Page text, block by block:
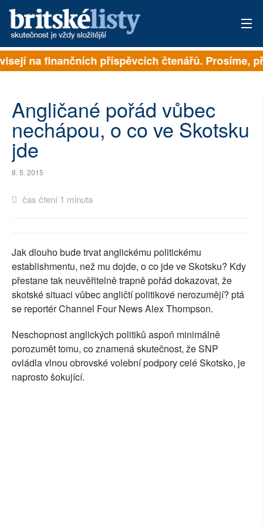
PŘIHLÁSIT
ARCHIV
ROZHOVORY
TÉMATA
NEJČTENĚJŠÍ ZA 7 DNÍ
PŘÍSPĚVKY NA PROVOZ
SOCIÁLNÍ SÍTĚ
RUBRIKY
PLNÁ VERZE STRÁNEK
na finančních příspěvcích čtenářů. Prosíme,
Angličané pořád vůbec
nechápou, o co ve Skotsku
jde
8. 5. 2015
čas čtení 1 minuta
Jak dlouho bude trvat anglickému politickému
establishmentu, než mu dojde, o co jde ve Skotsku? Kdy
přestane tak neuvěřitelně trapně pořád dokazovat, že
skotské situaci vůbec angličtí politikové nerozumějí? ptá
se reportér Channel Four News Alex Thompson.
Neschopnost anglických politiků aspoň minimálně
porozumět tomu, co znamená skutečnost, že SNP
ovládla vlnou obrovské volební podpory celé Skotsko, je
naprosto šokující.